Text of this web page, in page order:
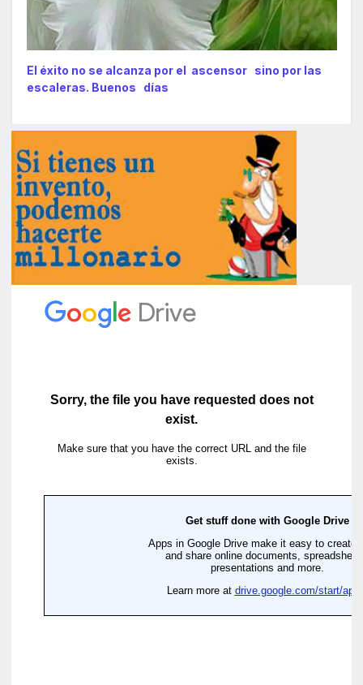
El éxito no se alcanza por el ascensor sino por las
escaleras. Buenos días